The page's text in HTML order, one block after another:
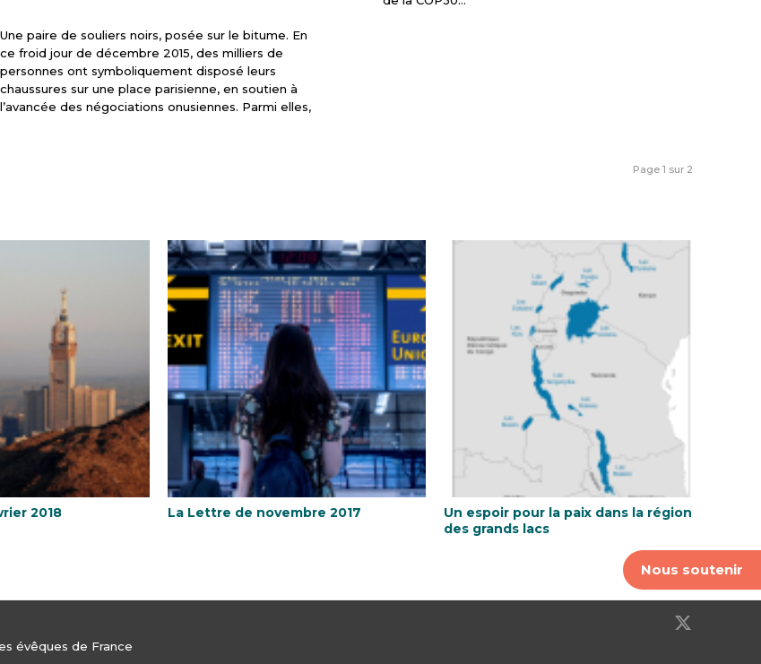
Nous soutenir
Une paire de souliers noirs, posée sur le bitume. En
ce froid jour de décembre 2015, des milliers de
personnes ont symboliquement disposé leurs
chaussures sur une place parisienne, en soutien à
l’avancée des négociations onusiennes. Parmi elles,
Page 1 sur 2
2018 La Lettre de novembre 2017
Un espoir pour la paix dans la région
des grands lacs
évêques de France